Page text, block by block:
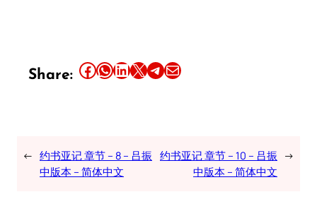
Share: Share this article on Facebook Share this article on WhatsApp Share this article on LinkedIn Share this article on X Share this article on TelegramEmail this Article
← 约书亚记 章节 – 8 – 吕振
中版本 – 简体中文
约书亚记 章节 – 10 – 吕振
中版本 – 简体中文
→